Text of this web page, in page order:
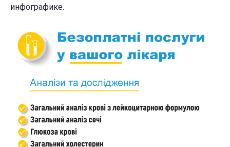
инфографике.